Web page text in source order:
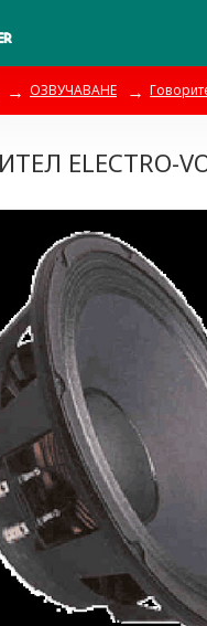
ОЗВУЧАВАНЕ
ELECTRO-